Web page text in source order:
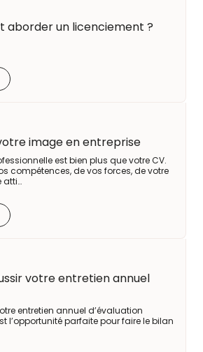
aborder un licenciement ?
image en entreprise
est bien plus que votre CV.
compétences, de vos forces, de votre
atti…
votre entretien annuel
entretien annuel d’évaluation
l’opportunité parfaite pour faire le bilan